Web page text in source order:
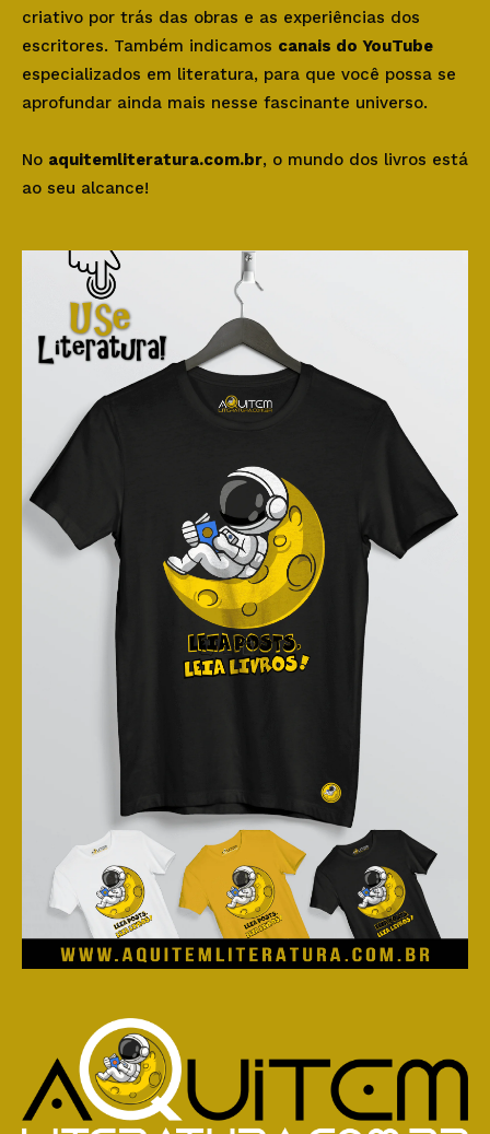
criativo por trás das obras e as experiências dos
escritores. Também indicamos canais do YouTube
especializados em literatura, para que você possa se
aprofundar ainda mais nesse fascinante universo.
No aquitemliteratura.com.br, o mundo dos livros está
ao seu alcance!